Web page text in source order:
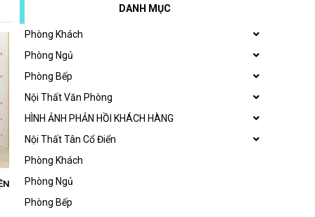
DANH MỤC
Phòng Khách
Phòng Ngủ
Phòng Bếp
Nội Thất Văn Phòng
HÌNH ẢNH PHẢN HỒI KHÁCH HÀNG
Nội Thất Tân Cổ Điển
Phòng Khách
Phòng Ngủ
Phòng Bếp